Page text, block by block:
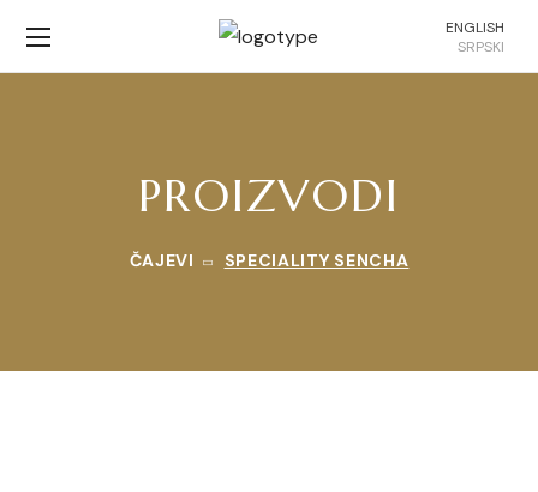
ENGLISH
SRPSKI
PROIZVODI
ČAJEVI SPECIALITY SENCHA